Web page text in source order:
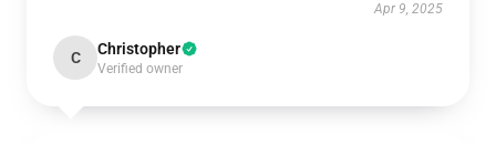
Apr 9, 2025
C Christopher
Verified owner